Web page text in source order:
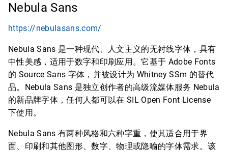
Nebula Sans
https://nebulasans.com/
Nebula Sans 是一种现代、人文主义的无衬线字体，具有
中性美感，适用于数字和印刷应用。它基于 Adobe Fonts
的 Source Sans 字体，并被设计为 Whitney SSm 的替代
品。Nebula Sans 是独立创作者的高级流媒体服务 Nebula
的新品牌字体，任何人都可以在 SIL Open Font License
下使用。
Nebula Sans 有两种风格和六种字重，使其适合用于界
面、印刷和其他图形、数字、物理或隐喻的字体需求。该